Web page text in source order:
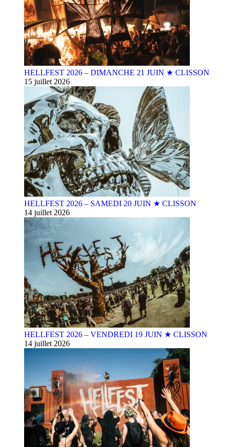
HELLFEST 2026 – DIMANCHE 21 JUIN ★ CLISSON
15 juillet 2026
HELLFEST 2026 – SAMEDI 20 JUIN ★ CLISSON
14 juillet 2026
HELLFEST 2026 – VENDREDI 19 JUIN ★ CLISSON
14 juillet 2026